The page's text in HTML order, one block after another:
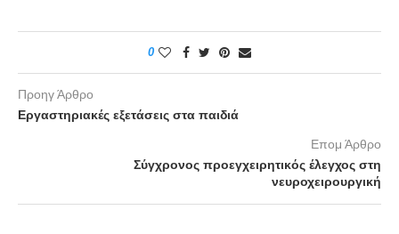
0
Προηγ Άρθρο
Εργαστηριακές εξετάσεις στα παιδιά
Επομ Άρθρο
Σύγχρονος προεγχειρητικός έλεγχος στη
νευροχειρουργική